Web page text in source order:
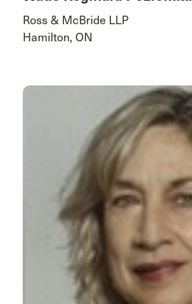
Ross & McBride LLP
Hamilton, ON